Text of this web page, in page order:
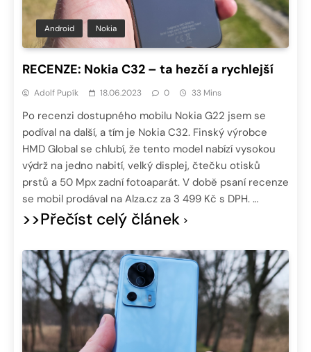
Android Nokia
RECENZE: Nokia C32 – ta hezčí a rychlejší
Adolf Pupík 18.06.2023 0 33 Mins
Po recenzi dostupného mobilu Nokia G22 jsem se
podíval na další, a tím je Nokia C32. Finský výrobce
HMD Global se chlubí, že tento model nabízí vysokou
výdrž na jedno nabití, velký displej, čtečku otisků
prstů a 50 Mpx zadní fotoaparát. V době psaní recenze
se mobil prodával na Alza.cz za 3 499 Kč s DPH. …
>>Přečíst celý článek